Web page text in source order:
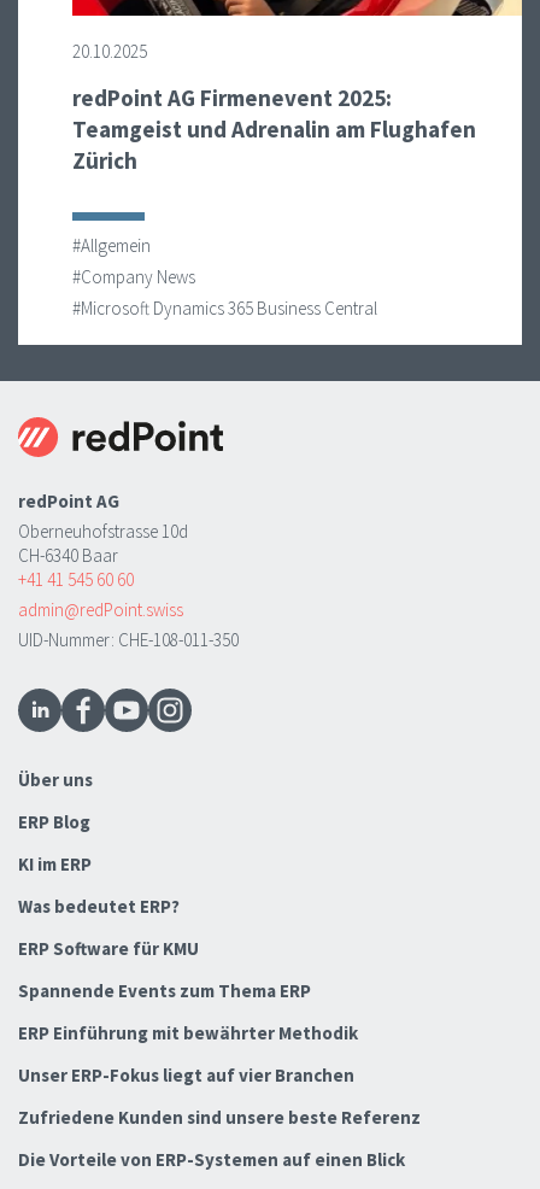
20.10.2025
redPoint AG Firmenevent 2025:
Teamgeist und Adrenalin am Flughafen
Zürich
#Allgemein
#Company News
#Microsoft Dynamics 365 Business Central
redPoint AG
Oberneuhofstrasse 10d
CH-6340 Baar
+41 41 545 60 60
admin@redPoint.swiss
UID-Nummer: CHE-108-011-350
Über uns
ERP Blog
KI im ERP
Was bedeutet ERP?
ERP Software für KMU
Spannende Events zum Thema ERP
ERP Einführung mit bewährter Methodik
Unser ERP-Fokus liegt auf vier Branchen
Zufriedene Kunden sind unsere beste Referenz
Die Vorteile von ERP-Systemen auf einen Blick